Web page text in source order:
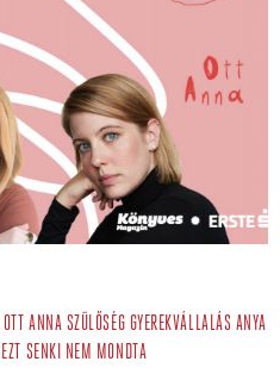
OTT ANNA SZÜLŐSÉG GYEREKVÁLLALÁS ANYA
EZT SENKI NEM MONDTA